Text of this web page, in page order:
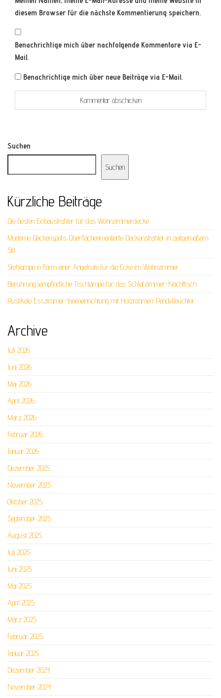
diesem Browser für die nächste Kommentierung speichern.
Benachrichtige mich über nachfolgende Kommentare via E-
Mail.
Benachrichtige mich über neue Beiträge via E-Mail.
Suchen
Suchen
Kürzliche Beiträge
Die besten Einbaustrahler für das Wohnzimmerdecke
Moderne Deckenspots: Oberflächenmontierte Deckenstrahler in zeitgemäßem
Stil
Stehlampe in Form einer Angelrute für die Ecke im Wohnzimmer
Berührungsempfindliche Tischlampe für das Schlafzimmer-Nachttisch
Rustikale Esszimmer-Inneneinrichtung mit Holzrahmen-Pendelleuchter
Archive
Juli 2026
Juni 2026
Mai 2026
April 2026
März 2026
Februar 2026
Januar 2026
Dezember 2025
November 2025
Oktober 2025
September 2025
August 2025
Juli 2025
Juni 2025
Mai 2025
April 2025
März 2025
Februar 2025
Januar 2025
Dezember 2024
November 2024